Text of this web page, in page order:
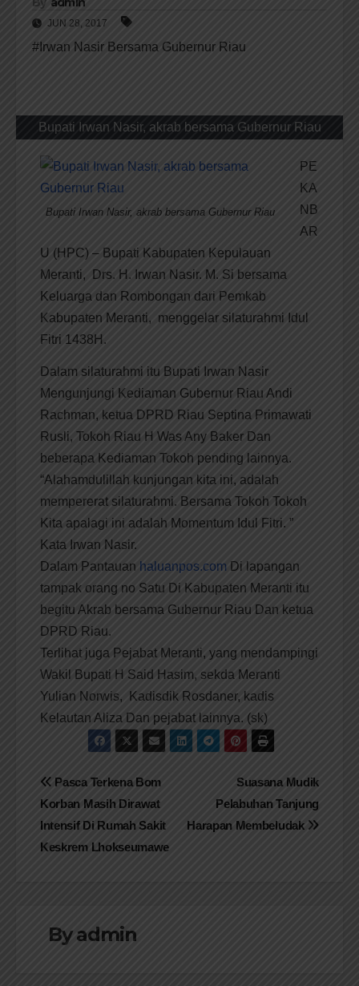
JUN 28, 2017
#Irwan Nasir Bersama Gubernur Riau
Bupati Irwan Nasir, akrab bersama Gubernur Riau
Bupati Irwan Nasir, akrab bersama Gubernur Riau
PE
KA
NB
AR
U (HPC) – Bupati Kabupaten Kepulauan
Meranti, Drs. H. Irwan Nasir. M. Si bersama
Keluarga dan Rombongan dari Pemkab
Kabupaten Meranti, menggelar silaturahmi Idul
Fitri 1438H.
Dalam silaturahmi itu Bupati Irwan Nasir
Mengunjungi Kediaman Gubernur Riau Andi
Rachman, ketua DPRD Riau Septina Primawati
Rusli, Tokoh Riau H Was Any Baker Dan
beberapa Kediaman Tokoh pending lainnya.
“Alahamdulillah kunjungan kita ini, adalah
mempererat silaturahmi. Bersama Tokoh Tokoh
Kita apalagi ini adalah Momentum Idul Fitri. ”
Kata Irwan Nasir.
Dalam Pantauan haluanpos.com Di lapangan
tampak orang no Satu Di Kabupaten Meranti itu
begitu Akrab bersama Gubernur Riau Dan ketua
DPRD Riau.
Terlihat juga Pejabat Meranti, yang mendampingi
Wakil Bupati H Said Hasim, sekda Meranti
Yulian Norwis, Kadisdik Rosdaner, kadis
Kelautan Aliza Dan pejabat lainnya. (sk)
Navigasi
pos
Suasana Mudik
Pelabuhan Tanjung
Harapan Membeludak
Pasca Terkena Bom
Korban Masih Dirawat
Intensif Di Rumah Sakit
Keskrem Lhokseumawe
Byadmin